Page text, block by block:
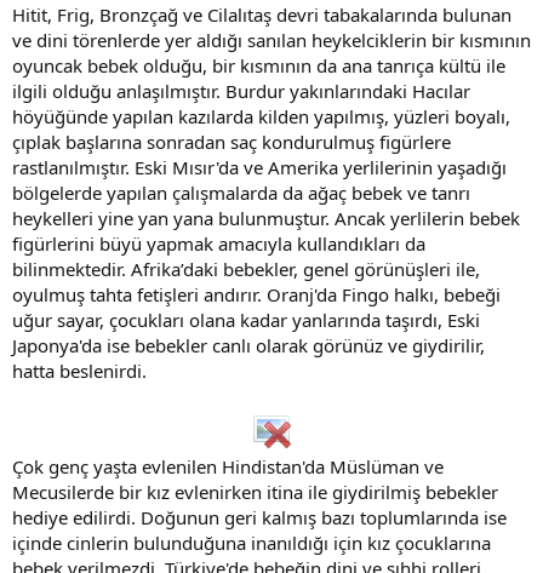
Hitit, Frig, Bronzçağ ve Cilalıtaş devri tabakalarında bulunan
ve dini törenlerde yer aldığı sanılan heykelciklerin bir kısmının
oyuncak bebek olduğu, bir kısmının da ana tanrıça kültü ile
ilgili olduğu anlaşılmıştır. Burdur yakınlarındaki Hacılar
höyüğünde yapılan kazılarda kilden yapılmış, yüzleri boyalı,
çıplak başlarına sonradan saç kondurulmuş figürlere
rastlanılmıştır. Eski Mısır'da ve Amerika yerlilerinin yaşadığı
bölgelerde yapılan çalışmalarda da ağaç bebek ve tanrı
heykelleri yine yan yana bulunmuştur. Ancak yerlilerin bebek
figürlerini büyü yapmak amacıyla kullandıkları da
bilinmektedir. Afrika’daki bebekler, genel görünüşleri ile,
oyulmuş tahta fetişleri andırır. Oranj'da Fingo halkı, bebeği
uğur sayar, çocukları olana kadar yanlarında taşırdı, Eski
Japonya'da ise bebekler canlı olarak görünüz ve giydirilir,
hatta beslenirdi.
Çok genç yaşta evlenilen Hindistan'da Müslüman ve
Mecusilerde bir kız evlenirken itina ile giydirilmiş bebekler
hediye edilirdi. Doğunun geri kalmış bazı toplumlarında ise
içinde cinlerin bulunduğuna inanıldığı için kız çocuklarına
bebek verilmezdi. Türkiye'de bebeğin dini ve sıhhi rolleri